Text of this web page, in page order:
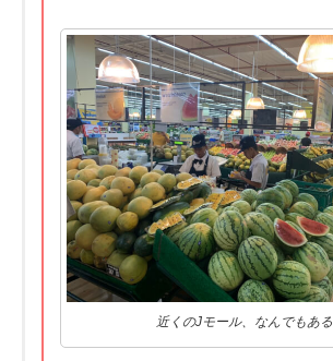
近くのJモール、なんでもある